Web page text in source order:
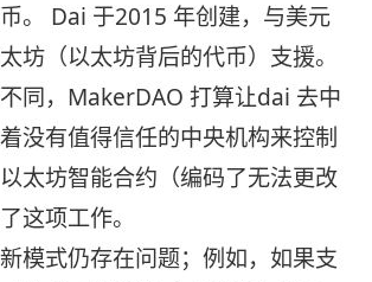
。 Dai 于2015 年创建，与美元
坊（以太坊背后的代币）支援。
同，MakerDAO 打算让dai 去中
没有值得信任的中央机构来控制
太坊智能合约（编码了无法更改
这项工作。
模式仍存在问题；例如，如果支